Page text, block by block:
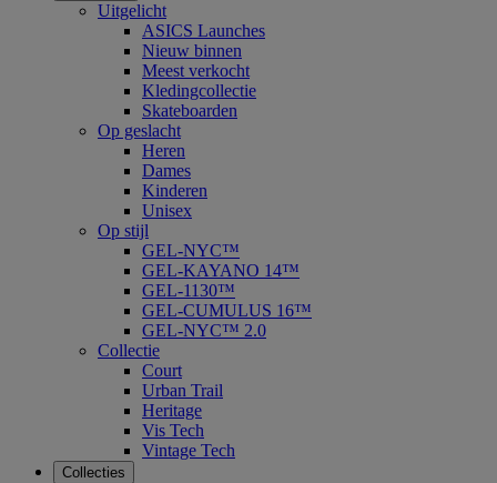
Uitgelicht
ASICS Launches
Nieuw binnen
Meest verkocht
Kledingcollectie
Skateboarden
Op geslacht
Heren
Dames
Kinderen
Unisex
Op stijl
GEL-NYC™
GEL-KAYANO 14™
GEL-1130™
GEL-CUMULUS 16™
GEL-NYC™ 2.0
Collectie
Court
Urban Trail
Heritage
Vis Tech
Vintage Tech
Collecties